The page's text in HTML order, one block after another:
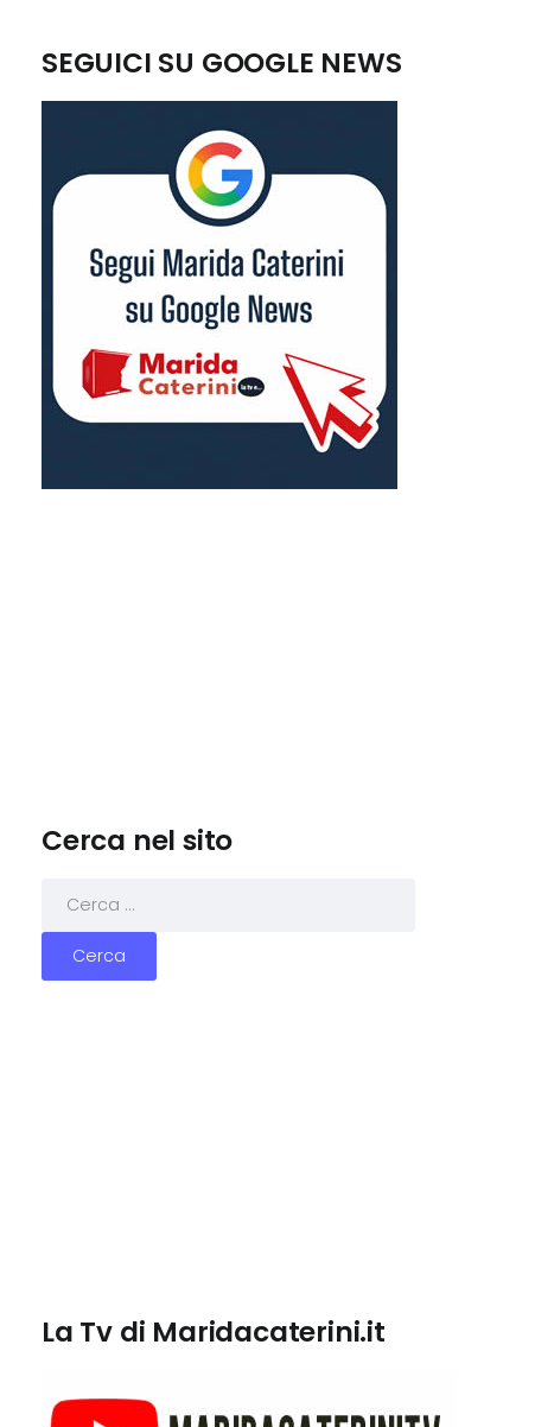
SEGUICI SU GOOGLE NEWS
Cerca nel sito
La Tv di Maridacaterini.it